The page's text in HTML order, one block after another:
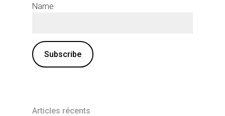
Name
Articles récents